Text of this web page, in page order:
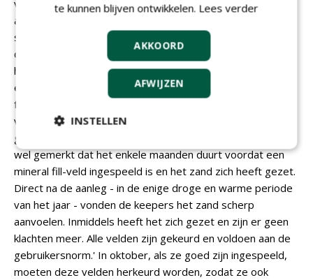
velden geldt dat des te meer, juist omdat ze voor spelers
anders aanvoelen dan die gewend zijn. Wat vinden de
spelers uiteindelijk van de gelegde velden in Tilburg? Van
der Kooij: 'Bij een van de clubs hoorde ik dat men vindt dat
het lijkt op een stap dichter bij natuurgras. Dat kunnen we
echter nog niet voor waarheid aannemen, want er zijn veel
factoren die de beleving beïnvloeden. De vervangen
velden waren 14 en 16 jaar oud, dus er was sowieso een
gewenningsperiode nodig na de vervanging. We hebben
wel gemerkt dat het enkele maanden duurt voordat een
mineral fill-veld ingespeeld is en het zand zich heeft gezet.
Direct na de aanleg - in de enige droge en warme periode
van het jaar - vonden de keepers het zand scherp
aanvoelen. Inmiddels heeft het zich gezet en zijn er geen
klachten meer. Alle velden zijn gekeurd en voldoen aan de
gebruikersnorm.' In oktober, als ze goed zijn ingespeeld,
moeten deze velden herkeurd worden, zodat ze ook
te kunnen blijven ontwikkelen. Lees verder
AKKOORD
AFWIJZEN
INSTELLEN